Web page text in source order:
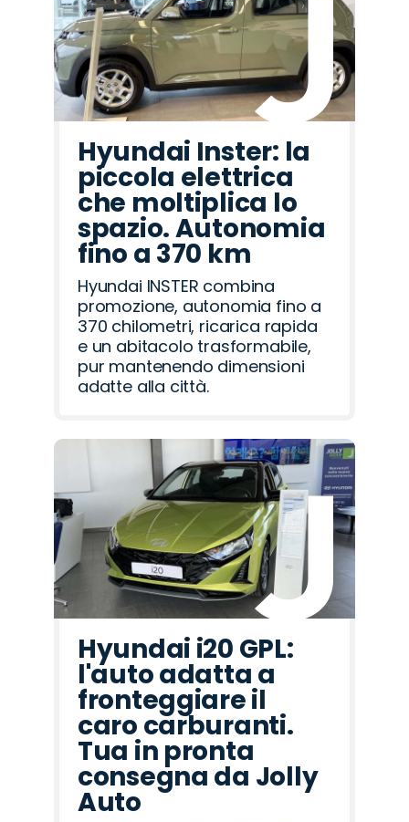
Hyundai Inster: la
piccola elettrica
che moltiplica lo
spazio. Autonomia
fino a 370 km
Hyundai INSTER combina
promozione, autonomia fino a
370 chilometri, ricarica rapida
e un abitacolo trasformabile,
pur mantenendo dimensioni
adatte alla città.
Hyundai i20 GPL:
l'auto adatta a
fronteggiare il
caro carburanti.
Tua in pronta
consegna da Jolly
Auto